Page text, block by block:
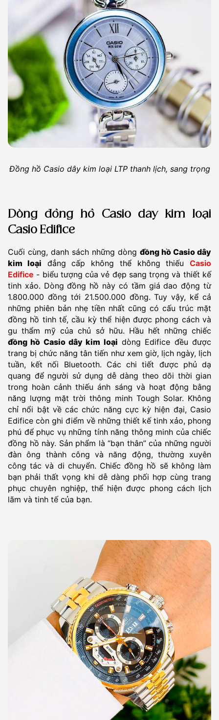
Đồng hồ Casio dây kim loại LTP thanh lịch, sang trọng
Dòng đồng hồ Casio dây kim loại
Casio Edifice
Cuối cùng, danh sách những dòng đồng hồ Casio dây
kim loại đẳng cấp không thể không thiếu Casio
Edifice - biểu tượng của vẻ đẹp sang trọng và thiết kế
tinh xảo. Dòng đồng hồ này có tầm giá dao động từ
1.800.000 đồng tới 21.500.000 đồng. Tuy vậy, kể cả
những phiên bản nhẹ tiền nhất cũng có cấu trúc mặt
đồng hồ tinh tế, cầu kỳ thể hiện được phong cách và
gu thẩm mỹ của chủ sở hữu. Hầu hết những chiếc
đồng hồ Casio dây kim loại dòng Edifice đều được
trang bị chức năng tân tiến như xem giờ, lịch ngày, lịch
tuần, kết nối Bluetooth. Các chi tiết được phủ dạ
quang để người sử dụng dễ dàng theo dõi thời gian
trong hoàn cảnh thiếu ánh sáng và hoạt động bằng
năng lượng mặt trời thông minh Tough Solar. Không
chỉ nổi bật về các chức năng cực kỳ hiện đại, Casio
Edifice còn ghi điểm về những thiết kế tinh xảo, phong
phú để phục vụ những tính năng thông minh của chiếc
đồng hồ này. Sản phẩm là “bạn thân” của những người
đàn ông thành công và năng động, thường xuyên
công tác và di chuyển. Chiếc đồng hồ sẽ không làm
bạn phải thất vọng khi dễ dàng phối hợp cùng trang
phục chuyên nghiệp, thể hiện được phong cách lịch
lãm và tinh tế của bạn.